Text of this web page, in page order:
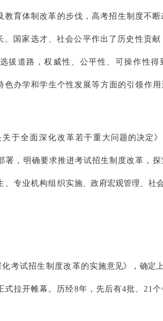
教育体制改革的步伐，高考招生制度不
国家选才、社会公平作出了历史性贡献
拔道路，权威性、 公平性、可操作性得
办学和学生个性发展等方面的引领作
于全面深化改革若干重大问题的决定
署，明确要求推进考试招生制度改革，
、专业机构组织实施、政府宏观管理、社
考试招生制度改革的实施意见》，确定
式拉开帷幕。历经8年，先后有4批、21